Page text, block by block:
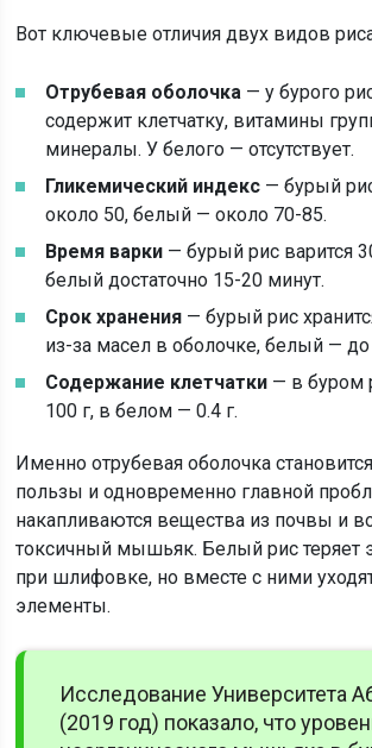
Вот ключевые отличия двух видов
Отрубевая оболочка — у бурого
содержит клетчатку, витамины
минералы. У белого — отсутствует.
Гликемический индекс — бурый
около 50, белый — около 70-85.
Время варки — бурый рис варится
белый достаточно 15-20 минут.
Срок хранения — бурый рис
из-за масел в оболочке, белый — до
Содержание клетчатки — в буром
100 г, в белом — 0.4 г.
Именно отрубевая оболочка
пользы и одновременно главной
накапливаются вещества из почвы и
токсичный мышьяк. Белый рис теряет
при шлифовке, но вместе с ними
элементы.
Исследование Университета
(2019 год) показало, что